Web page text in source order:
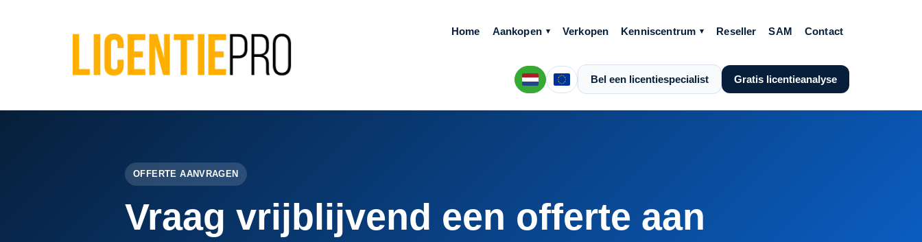
Home Aankopen Verkopen Kenniscentrum Reseller SAM Contact
Bel een licentiespecialist Gratis licentieanalyse
OFFERTE AANVRAGEN
Vraag vrijblijvend een offerte aan